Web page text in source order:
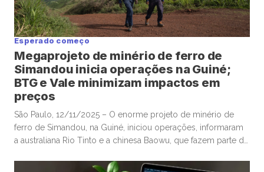
Esperado começo
Megaprojeto de minério de ferro de
Simandou inicia operações na Guiné;
BTG e Vale minimizam impactos em
preços
São Paulo, 12/11/2025 – O enorme projeto de minério de
ferro de Simandou, na Guiné, iniciou operações, informaram
a australiana Rio Tinto e a chinesa Baowu, que fazem parte do
exploração das promissoras reservas, com a Rio estimando